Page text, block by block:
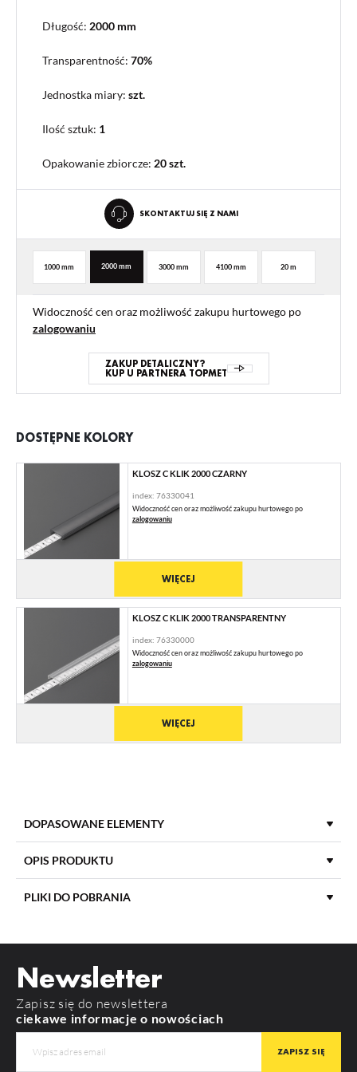
Długość: 2000 mm
Transparentność: 70%
Jednostka miary: szt.
Ilość sztuk: 1
Opakowanie zbiorcze: 20 szt.
SKONTAKTUJ SIĘ Z NAMI
1000 mm 2000 mm 3000 mm 4100 mm 20 m
Widoczność cen oraz możliwość zakupu hurtowego po
zalogowaniu
ZAKUP DETALICZNY?
KUP U PARTNERA TOPMET
DOSTĘPNE KOLORY
KLOSZ C KLIK 2000 CZARNY
index: 76330041
Widoczność cen oraz możliwość zakupu hurtowego po
zalogowaniu
WIĘCEJ
KLOSZ C KLIK 2000 TRANSPARENTNY
index: 76330000
Widoczność cen oraz możliwość zakupu hurtowego po
zalogowaniu
WIĘCEJ
DOPASOWANE ELEMENTY
BEGTON 12 J/S SURFACE10 BC/UX
OPIS PRODUKTU
KOLOR KLOSZA
RODZAJ KLOSZA
MATERIAŁ PMMA
PLIKI DO POBRANIA
Newsletter
Zapisz się do newslettera
ciekawe informacje o nowościach